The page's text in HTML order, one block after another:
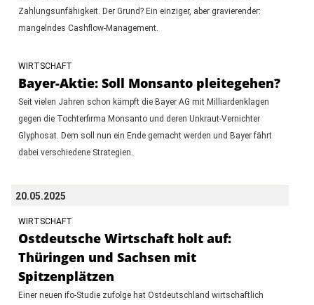
Zahlungsunfähigkeit. Der Grund? Ein einziger, aber gravierender:
mangelndes Cashflow-Management.
WIRTSCHAFT
Bayer-Aktie: Soll Monsanto pleitegehen?
Seit vielen Jahren schon kämpft die Bayer AG mit Milliardenklagen
gegen die Tochterfirma Monsanto und deren Unkraut-Vernichter
Glyphosat. Dem soll nun ein Ende gemacht werden und Bayer fährt
dabei verschiedene Strategien.
20.05.2025
WIRTSCHAFT
Ostdeutsche Wirtschaft holt auf:
Thüringen und Sachsen mit
Spitzenplätzen
Einer neuen ifo-Studie zufolge hat Ostdeutschland wirtschaftlich